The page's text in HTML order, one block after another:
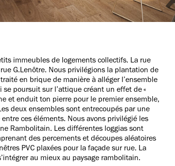
immeubles de logements collectifs. La rue
G.Lenôtre. Nous privilégions la plantation de
en brique de manière à alléger l’ensemble
poursuit sur l’attique créant un effet de «
et enduit ton pierre pour le premier ensemble,
deux ensembles sont entrecoupés par une
ces éléments. Nous avons privilégié les
Rambolitain. Les différentes loggias sont
des percements et découpes aléatoires
PVC plaxées pour la façade sur rue. La
au mieux au paysage rambolitain.